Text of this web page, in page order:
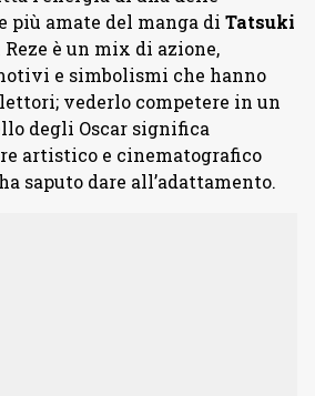
più amate del manga di Tatsuki
Reze è un mix di azione,
e simbolismi che hanno
vederlo competere in un
degli Oscar significa
artistico e cinematografico
saputo dare all’adattamento.